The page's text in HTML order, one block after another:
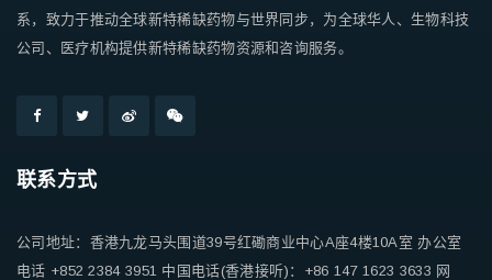
系，致力于推动全球新特稀缺药物与世界同步，为全球华人、生物科技
公司、医疗机构提供新特稀缺药物资源和咨询服务。
联系方式
公司地址：香港九龙马头围道39号红磡商业中心A座4楼10A室 办公室
电话 +852 2384 3951 中国电话(香港接听)：+86 147 1623 3633 网